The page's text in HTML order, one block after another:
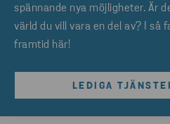
spännande nya möjligheter. Är
värld du vill vara en del av? I så
framtid här!
LEDIGA